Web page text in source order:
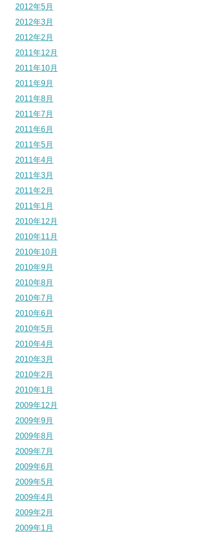
2012年5月
2012年3月
2012年2月
2011年12月
2011年10月
2011年9月
2011年8月
2011年7月
2011年6月
2011年5月
2011年4月
2011年3月
2011年2月
2011年1月
2010年12月
2010年11月
2010年10月
2010年9月
2010年8月
2010年7月
2010年6月
2010年5月
2010年4月
2010年3月
2010年2月
2010年1月
2009年12月
2009年9月
2009年8月
2009年7月
2009年6月
2009年5月
2009年4月
2009年2月
2009年1月